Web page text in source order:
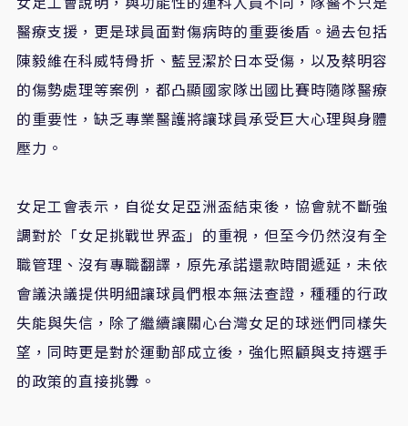
醫療支援，更是球員面對傷病時的重要後盾。過去包括
陳毅維在科威特骨折、藍昱潔於日本受傷，以及蔡明容
的傷勢處理等案例，都凸顯國家隊出國比賽時隨隊醫療
的重要性，缺乏專業醫護將讓球員承受巨大心理與身體
壓力。
女足工會表示，自從女足亞洲盃結束後，協會就不斷強
調對於「女足挑戰世界盃」的重視，但至今仍然沒有全
職管理、沒有專職翻譯，原先承諾還款時間遞延，未依
會議決議提供明細讓球員們根本無法查證，種種的行政
失能與失信，除了繼續讓關心台灣女足的球迷們同樣失
望，同時更是對於運動部成立後，強化照顧與支持選手
的政策的直接挑釁。